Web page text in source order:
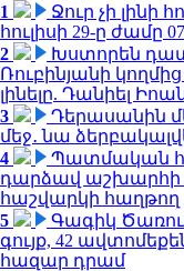
1
Ջուր չի լինի
հուլիսի 29-ը ժամը
2
Խստորեն
Ռուբինյանի
լինելը. Դանիել
3
Դերասանին
մեջ․ նա
4
Պատմական
դարձավ աշխարհի
հաշվարկի հաղթող
5
Գագիկ
գույք, 42
հազար դրամ